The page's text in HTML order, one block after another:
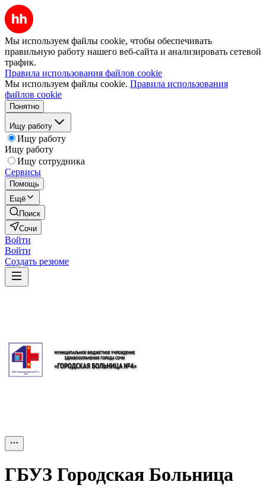
Мы используем файлы cookie, чтобы обеспечивать
правильную работу нашего веб-сайта и анализировать сетевой
трафик.
Правила использования файлов cookie
Мы используем файлы cookie. Правила использования
файлов cookie
Понятно
Ищу работу
Ищу работу
Ищу работу
Ищу сотрудника
Сервисы
Помощь
Ещё
Поиск
Сочи
Войти
Войти
Создать резюме
ГБУЗ Городская Больница